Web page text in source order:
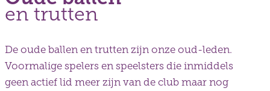
en trutten
De oude ballen en trutten zijn onze oud-leden.
Voormalige spelers en speelsters die inmiddels
geen actief lid meer zijn van de club maar nog